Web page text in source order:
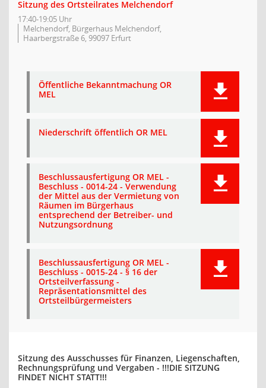
Sitzung des Ortsteilrates Melchendorf
17:40-19:05 Uhr
Melchendorf, Bürgerhaus Melchendorf,
Haarbergstraße 6, 99097 Erfurt
Öffentliche Bekanntmachung OR
MEL
Niederschrift öffentlich OR MEL
Beschlussausfertigung OR MEL -
Beschluss - 0014-24 - Verwendung
der Mittel aus der Vermietung von
Räumen im Bürgerhaus
entsprechend der Betreiber- und
Nutzungsordnung
Beschlussausfertigung OR MEL -
Beschluss - 0015-24 - § 16 der
Ortsteilverfassung -
Repräsentationsmittel des
Ortsteilbürgermeisters
Sitzung des Ausschusses für Finanzen, Liegenschaften,
Rechnungsprüfung und Vergaben - !!!DIE SITZUNG
FINDET NICHT STATT!!!